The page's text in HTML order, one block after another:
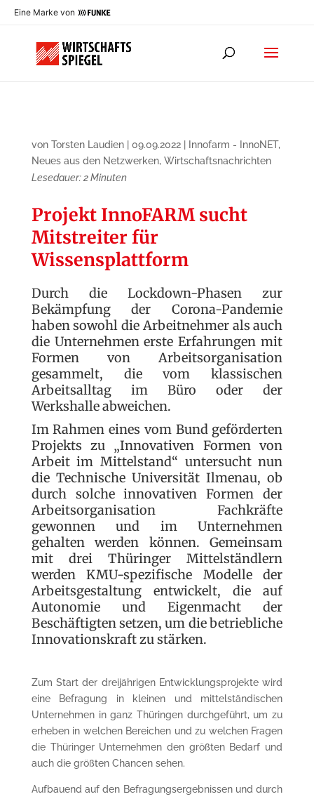
Eine Marke von
von Torsten Laudien| 09.09.2022| Innofarm - InnoNET,
Neues aus den Netzwerken, Wirtschaftsnachrichten
Lesedauer: 2 Minuten
Projekt InnoFARM sucht
Mitstreiter für
Wissensplattform
Durch die Lockdown-Phasen zur
Bekämpfung der Corona-Pandemie
haben sowohl die Arbeitnehmer als auch
die Unternehmen erste Erfahrungen mit
Formen von Arbeitsorganisation
gesammelt, die vom klassischen
Arbeitsalltag im Büro oder der
Werkshalle abweichen.
Im Rahmen eines vom Bund geförderten
Projekts zu „Innovativen Formen von
Arbeit im Mittelstand“ untersucht nun
die Technische Universität Ilmenau, ob
durch solche innovativen Formen der
Arbeitsorganisation Fachkräfte
gewonnen und im Unternehmen
gehalten werden können. Gemeinsam
mit drei Thüringer Mittelständlern
werden KMU-spezifische Modelle der
Arbeitsgestaltung entwickelt, die auf
Autonomie und Eigenmacht der
Beschäftigten setzen, um die betriebliche
Innovationskraft zu stärken.
Zum Start der dreijährigen Entwicklungsprojekte wird
eine Befragung in kleinen und mittelständischen
Unternehmen in ganz Thüringen durchgeführt, um zu
erheben in welchen Bereichen und zu welchen Fragen
die Thüringer Unternehmen den größten Bedarf und
auch die größten Chancen sehen.
Aufbauend auf den Befragungsergebnissen und durch